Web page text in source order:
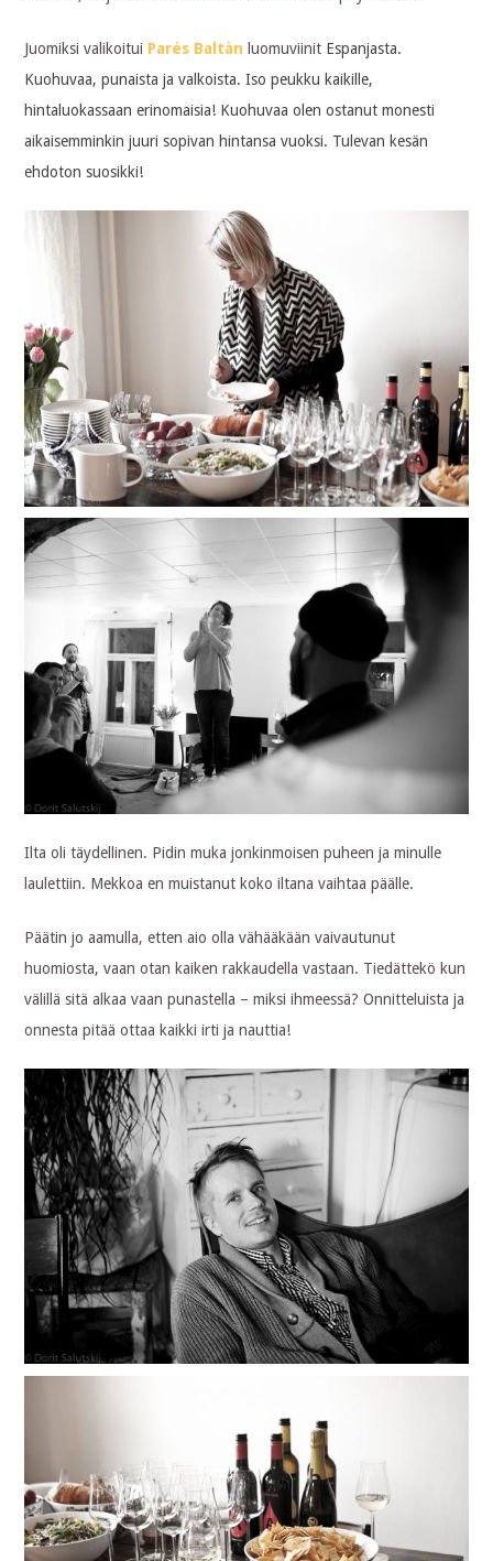
Juomiksi valikoitui Parés Baltàn luomuviinit Espanjasta.
Kuohuvaa, punaista ja valkoista. Iso peukku kaikille,
hintaluokassaan erinomaisia! Kuohuvaa olen ostanut monesti
aikaisemminkin juuri sopivan hintansa vuoksi. Tulevan kesän
ehdoton suosikki!
Ilta oli täydellinen. Pidin muka jonkinmoisen puheen ja minulle
laulettiin. Mekkoa en muistanut koko iltana vaihtaa päälle.
Päätin jo aamulla, etten aio olla vähääkään vaivautunut
huomiosta, vaan otan kaiken rakkaudella vastaan. Tiedättekö kun
välillä sitä alkaa vaan punastella – miksi ihmeessä? Onnitteluista ja
onnesta pitää ottaa kaikki irti ja nauttia!